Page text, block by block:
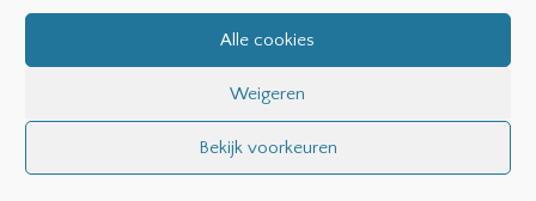
Alle cookies
Weigeren
Bekijk voorkeuren
Bearsthemes